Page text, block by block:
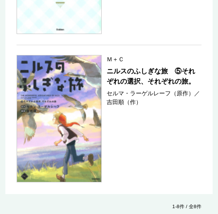
Ｍ＋Ｃ
ニルスのふしぎな旅 ⑤それ
ぞれの選択、それぞれの旅。
セルマ・ラーゲルレーフ（原作）
／
吉田順（作）
1-8件 / 全8件